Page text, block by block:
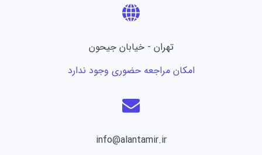
تهران - خیابان جیحون
امکان مراجعه حضوری وجود ندارد
info@alantamir.ir